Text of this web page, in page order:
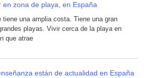
en zona de playa, en España
tiene una amplia costa. Tiene una gran
playas. Vivir cerca de la playa en
que atrae
están de actualidad en España